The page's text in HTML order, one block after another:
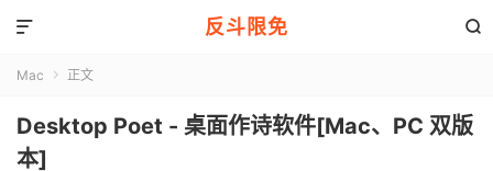
反斗限免 

Mac  正文
Desktop Poet - 桌面作诗软件[Mac、PC 双版
本]